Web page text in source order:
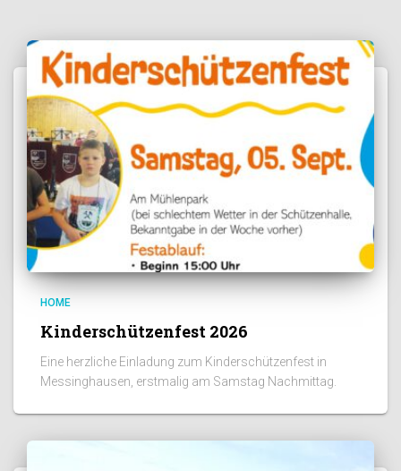
HOME
Kinderschützenfest 2026
Eine herzliche Einladung zum Kinderschützenfest in
Messinghausen, erstmalig am Samstag Nachmittag.